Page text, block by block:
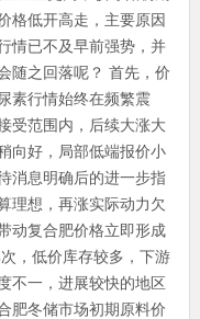
格低开高走，主要原因
情已不及早前强势，并
随之回落呢？ 首先，价
素行情始终在频繁震
受范围内，后续大涨大
向好，局部低端报价小
消息明确后的进一步指
理想，再涨实际动力欠
动复合肥价格立即形成
，低价库存较多，下游
不一，进展较快的地区
肥冬储市场初期原料价